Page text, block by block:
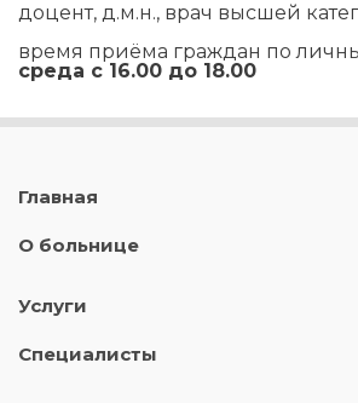
доцент, д.м.н., врач высшей
время приёма граждан по
среда с 16.00 до 18.00
Главная
О больнице
Услуги
Специалисты